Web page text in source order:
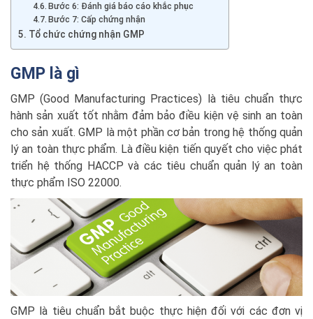
Bước 6: Đánh giá báo cáo khắc phục
Bước 7: Cấp chứng nhận
Tổ chức chứng nhận GMP
GMP là gì
GMP (Good Manufacturing Practices) là tiêu chuẩn thực
hành sản xuất tốt nhằm đảm bảo điều kiện vệ sinh an toàn
cho sản xuất. GMP là một phần cơ bản trong hệ thống quản
lý an toàn thực phẩm. Là điều kiện tiến quyết cho việc phát
triển hệ thống HACCP và các tiêu chuẩn quản lý an toàn
thực phẩm ISO 22000.
GMP là tiêu chuẩn bắt buộc thực hiện đối với các đơn vị